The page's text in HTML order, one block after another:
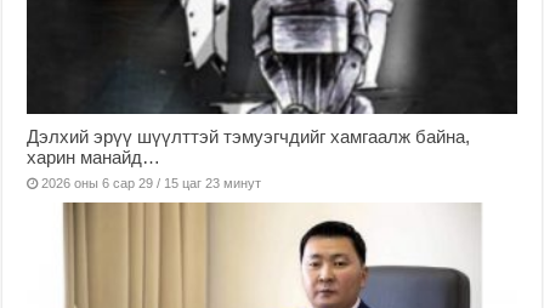
Дэлхий эрүү шүүлттэй тэмуэгчдийг хамгаалж байна,
харин манайд…
2026 оны 6 сар 29 / 15 цаг 23 минут